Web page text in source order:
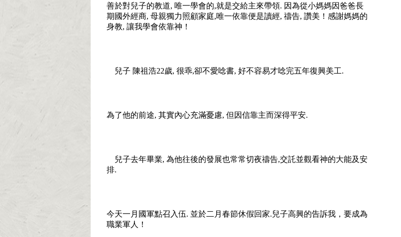
善於對兒子的教道, 唯一學會的,就是交給主來帶領. 因為從小媽媽因爸爸長
期國外經商, 母親獨力照顧家庭,唯一依靠便是讀經, 禱告, 讚美！感謝媽媽的
身教, 讓我學會依靠神！
兒子 陳祖浩22歲, 很乖,卻不愛唸書, 好不容易才唸完五年復興美工.
為了他的前途, 其實內心充滿憂慮, 但因信靠主而深得平安.
兒子去年畢業, 為他往後的發展也常常切夜禱告,交託並觀看神的大能及安
排.
今天一月國軍點召入伍. 並於二月春節休假回家.兒子高興的告訴我，要成為
職業軍人！